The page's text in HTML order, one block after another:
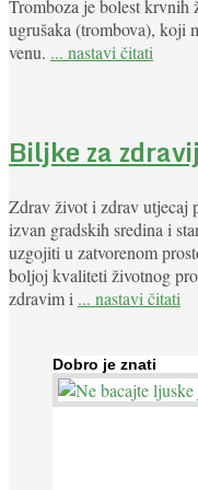
Tromboza je bolest krvnih
ugrušaka (trombova), koji
venu. ... nastavi čitati
Biljke za
Zdrav život i zdrav utjecaj
izvan gradskih sredina i
uzgojiti u zatvorenom
boljoj kvaliteti životnog
zdravim i ... nastavi čitati
Dobro je znati